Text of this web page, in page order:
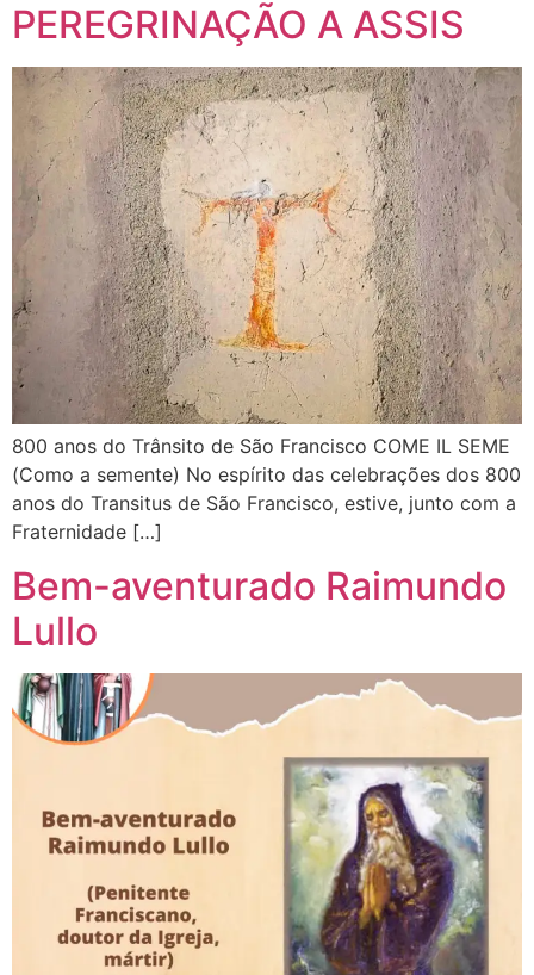
PEREGRINAÇÃO A ASSIS
800 anos do Trânsito de São Francisco COME IL SEME
(Como a semente) No espírito das celebrações dos 800
anos do Transitus de São Francisco, estive, junto com a
Fraternidade […]
Bem-aventurado Raimundo
Lullo